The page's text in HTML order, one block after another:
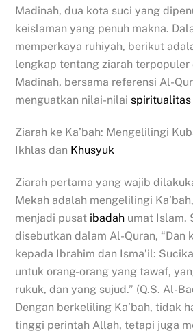
Madinah, dua kota suci yang
keislaman yang penuh makna.
memperkaya ruhiyah, berikut
lengkap tentang ziarah terpopuler
Madinah, bersama referensi Al-
menguatkan nilai-nilai spiritualitas
Ziarah ke Ka’bah: Mengelilingi
Ikhlas dan Khusyuk
Ziarah pertama yang wajib
Mekah adalah mengelilingi
menjadi pusat ibadah umat Islam.
disebutkan dalam Al-Quran, “Dan
kepada Ibrahim dan Isma’il:
untuk orang-orang yang tawaf,
rukuk, dan yang sujud.” (Q.S. Al-
Dengan berkeliling Ka’bah, tidak
tinggi perintah Allah, tetapi juga